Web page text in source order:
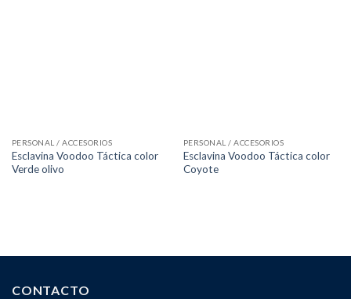
PERSONAL / ACCESORIOS
Esclavina Voodoo Táctica color
Verde olivo
PERSONAL / ACCESORIOS
Esclavina Voodoo Táctica color
Coyote
CONTACTO